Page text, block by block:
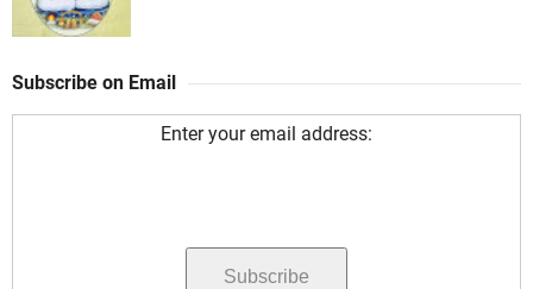
Subscribe on Email
Enter your email address: